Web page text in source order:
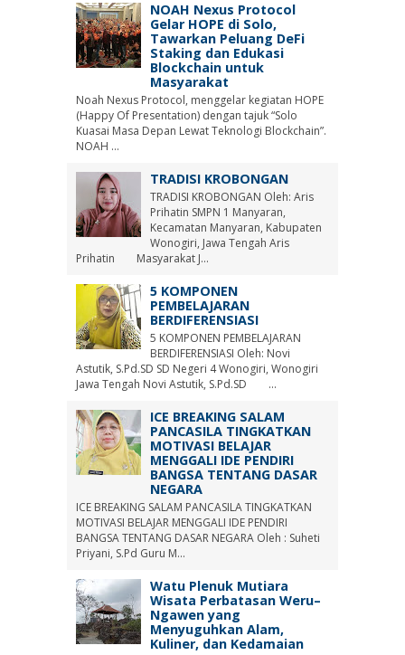
NOAH Nexus Protocol
Gelar HOPE di Solo,
Tawarkan Peluang DeFi
Staking dan Edukasi
Blockchain untuk
Masyarakat
Noah Nexus Protocol, menggelar kegiatan HOPE
(Happy Of Presentation) dengan tajuk “Solo
Kuasai Masa Depan Lewat Teknologi Blockchain”.
NOAH ...
TRADISI KROBONGAN
TRADISI KROBONGAN Oleh: Aris
Prihatin SMPN 1 Manyaran,
Kecamatan Manyaran, Kabupaten
Wonogiri, Jawa Tengah Aris
Prihatin Masyarakat J...
5 KOMPONEN
PEMBELAJARAN
BERDIFERENSIASI
5 KOMPONEN PEMBELAJARAN
BERDIFERENSIASI Oleh: Novi
Astutik, S.Pd.SD SD Negeri 4 Wonogiri, Wonogiri
Jawa Tengah Novi Astutik, S.Pd.SD ...
ICE BREAKING SALAM
PANCASILA TINGKATKAN
MOTIVASI BELAJAR
MENGGALI IDE PENDIRI
BANGSA TENTANG DASAR
NEGARA
ICE BREAKING SALAM PANCASILA TINGKATKAN
MOTIVASI BELAJAR MENGGALI IDE PENDIRI
BANGSA TENTANG DASAR NEGARA Oleh : Suheti
Priyani, S.Pd Guru M...
Watu Plenuk Mutiara
Wisata Perbatasan Weru–
Ngawen yang
Menyuguhkan Alam,
Kuliner, dan Kedamaian